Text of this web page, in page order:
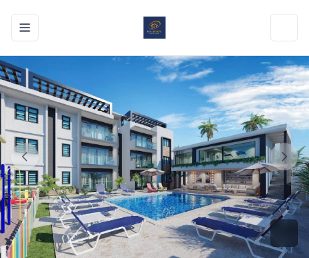
Toggle navigation menu